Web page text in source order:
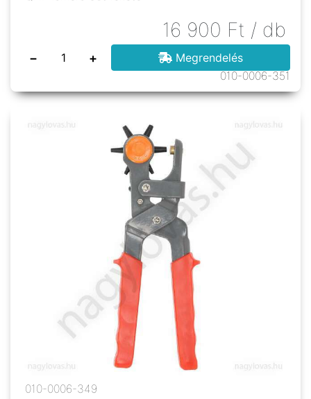
16 900 Ft / db
− +
Megrendelés
010-0006-351
010-0006-349